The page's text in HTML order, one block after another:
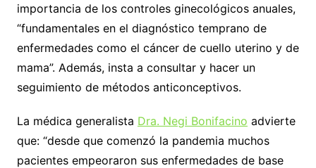
importancia de los controles ginecológicos anuales,
“fundamentales en el diagnóstico temprano de
enfermedades como el cáncer de cuello uterino y de
mama”. Además, insta a consultar y hacer un
seguimiento de métodos anticonceptivos.
La médica generalista Dra. Negi Bonifacino advierte
que: “desde que comenzó la pandemia muchos
pacientes empeoraron sus enfermedades de base